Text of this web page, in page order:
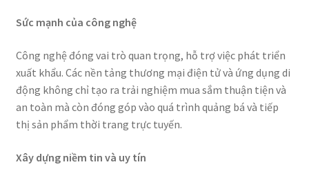
Sức mạnh của công nghệ
Công nghệ đóng vai trò quan trọng, hỗ trợ việc phát triển
xuất khẩu. Các nền tảng thương mại điện tử và ứng dụng di
động không chỉ tạo ra trải nghiệm mua sắm thuận tiện và
an toàn mà còn đóng góp vào quá trình quảng bá và tiếp
thị sản phẩm thời trang trực tuyến.
Xây dựng niềm tin và uy tín